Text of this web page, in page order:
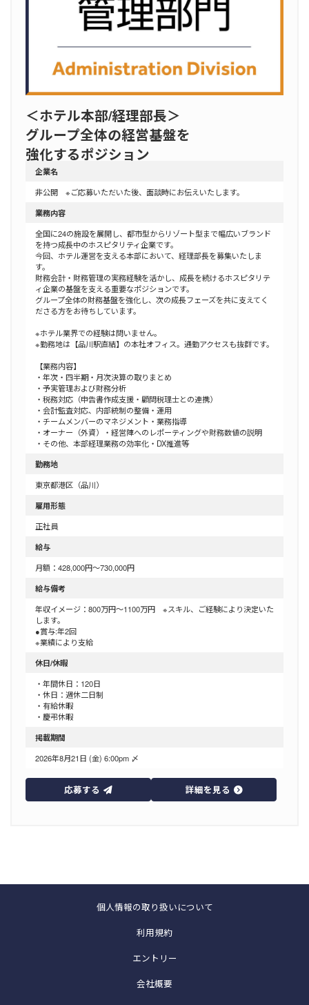
＜ホテル本部/経理部長＞
グループ全体の経営基盤を
強化するポジション
企業名
非公開 ※ご応募いただいた後、面談時にお伝えいたします。
業務内容
全国に24の施設を展開し、都市型からリゾート型まで幅広いブランド
を持つ成長中のホスピタリティ企業です。
今回、ホテル運営を支える本部において、経理部長を募集いたしま
す。
財務会計・財務管理の実務経験を活かし、成長を続けるホスピタリテ
ィ企業の基盤を支える重要なポジションです。
グループ全体の財務基盤を強化し、次の成長フェーズを共に支えてく
ださる方をお待ちしています。
※ホテル業界での経験は問いません。
※勤務地は【品川駅直結】の本社オフィス。通勤アクセスも抜群です。
【業務内容】
・年次・四半期・月次決算の取りまとめ
・予実管理および財務分析
・税務対応（申告書作成支援・顧問税理士との連携）
・会計監査対応、内部統制の整備・運用
・チームメンバーのマネジメント・業務指導
・オーナー（外資）・経営陣へのレポーティングや財務数値の説明
・その他、本部経理業務の効率化・DX推進等
勤務地
東京都港区（品川）
雇用形態
正社員
給与
月額：428,000円～730,000円
給与備考
年収イメージ：800万円～1100万円 ※スキル、ご経験により決定いた
します。
●賞与:年2回
※業績により支給
休日/休暇
・年間休日：120日
・休日：週休二日制
・有給休暇
・慶弔休暇
掲載期間
2026年8月21日 (金) 6:00pm 〆
応募する 詳細を見る
個人情報の取り扱いについて
利用規約
エントリー
会社概要